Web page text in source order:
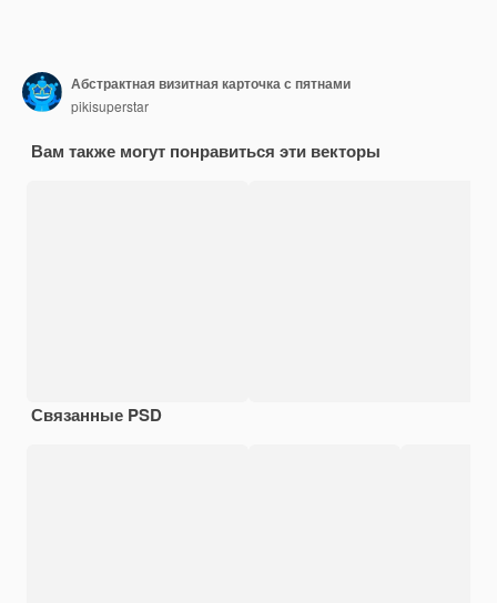
Абстрактная визитная карточка с пятнами
pikisuperstar
Вам также могут понравиться эти векторы
Связанные PSD